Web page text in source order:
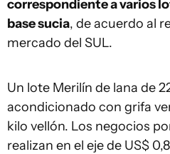
correspondiente a varios
base sucia, de acuerdo al
mercado del SUL.
Un lote Merilín de lana de
acondicionado con grifa
kilo vellón. Los negocios
realizan en el eje de US$